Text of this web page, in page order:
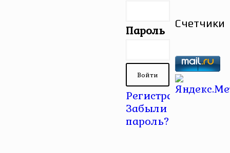
Пароль
Регистрация |
Забыли
пароль?
Счетчики